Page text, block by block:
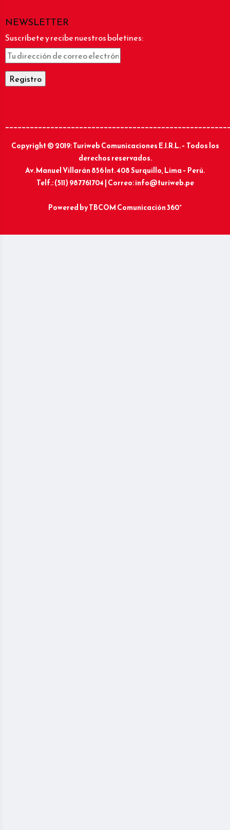
NEWSLETTER
Suscríbete y recibe nuestros boletines:
Copyright © 2019: Turiweb Comunicaciones E.I.R.L. – Todos los
derechos reservados.
Av. Manuel Villarán 856 Int. 408 Surquillo, Lima – Perú.
Telf.: (511) 987761704 | Correo: info@turiweb.pe
Powered byTBCOM Comunicación 360°